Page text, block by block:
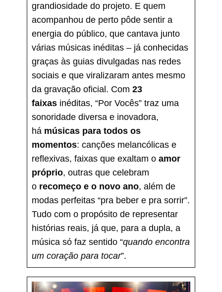
grandiosidade do projeto. E quem
acompanhou de perto pôde sentir a
energia do público, que cantava junto
várias músicas inéditas – já conhecidas
graças às guias divulgadas nas redes
sociais e que viralizaram antes mesmo
da gravação oficial. Com 23
faixas inéditas, “Por Vocês” traz uma
sonoridade diversa e inovadora,
há músicas para todos os
momentos: canções melancólicas e
reflexivas, faixas que exaltam o amor
próprio, outras que celebram
o recomeço e o novo ano, além de
modas perfeitas “pra beber e pra sorrir”.
Tudo com o propósito de representar
histórias reais, já que, para a dupla, a
música só faz sentido “quando encontra
um coração para tocar”.